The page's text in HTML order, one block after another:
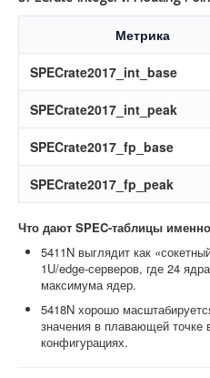
Метрика
SPECrate2017_int_base
SPECrate2017_int_peak
SPECrate2017_fp_base
SPECrate2017_fp_peak
Что дают SPEC-таблицы
5411N выглядит как
1U/edge-серверов, где 24
максимума ядер.
5418N хорошо
значения в плавающей точке
конфигурациях.